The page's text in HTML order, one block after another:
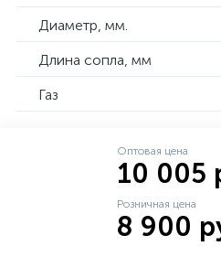
Диаметр, мм.
Длина сопла, мм
Газ
Оптовая цена
10 005
Розничная цена
8 900